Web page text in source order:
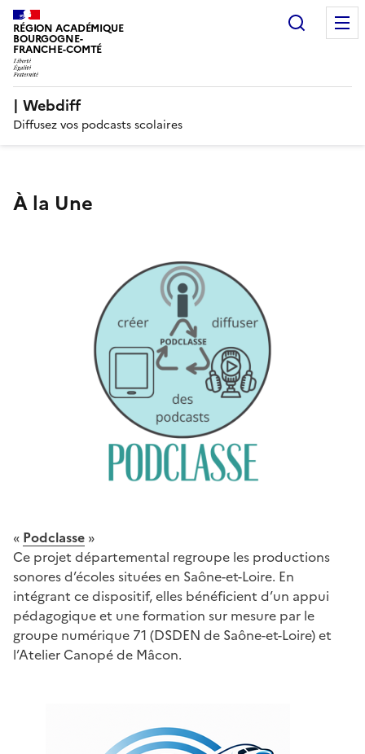
RÉGION ACADÉMIQUE
BOURGOGNE-
FRANCHE-COMTÉ
| Webdiff
Diffusez vos podcasts scolaires
À la Une
« Podclasse »
Ce projet départemental regroupe les productions
sonores d’écoles situées en Saône-et-Loire. En
intégrant ce dispositif, elles bénéficient d’un appui
pédagogique et une formation sur mesure par le
groupe numérique 71 (DSDEN de Saône-et-Loire) et
l’Atelier Canopé de Mâcon.